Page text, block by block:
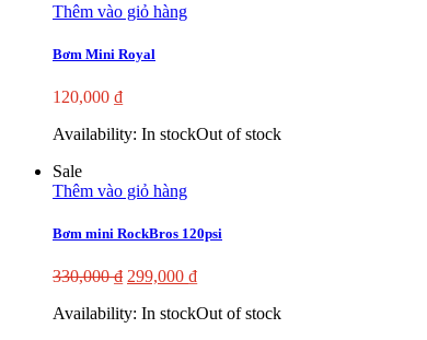
Thêm vào giỏ hàng
Bơm Mini Royal
120,000 ₫
Availability: In stockOut of stock
Sale
Thêm vào giỏ hàng
Bơm mini RockBros 120psi
330,000₫ 299,000 ₫
Availability: In stockOut of stock